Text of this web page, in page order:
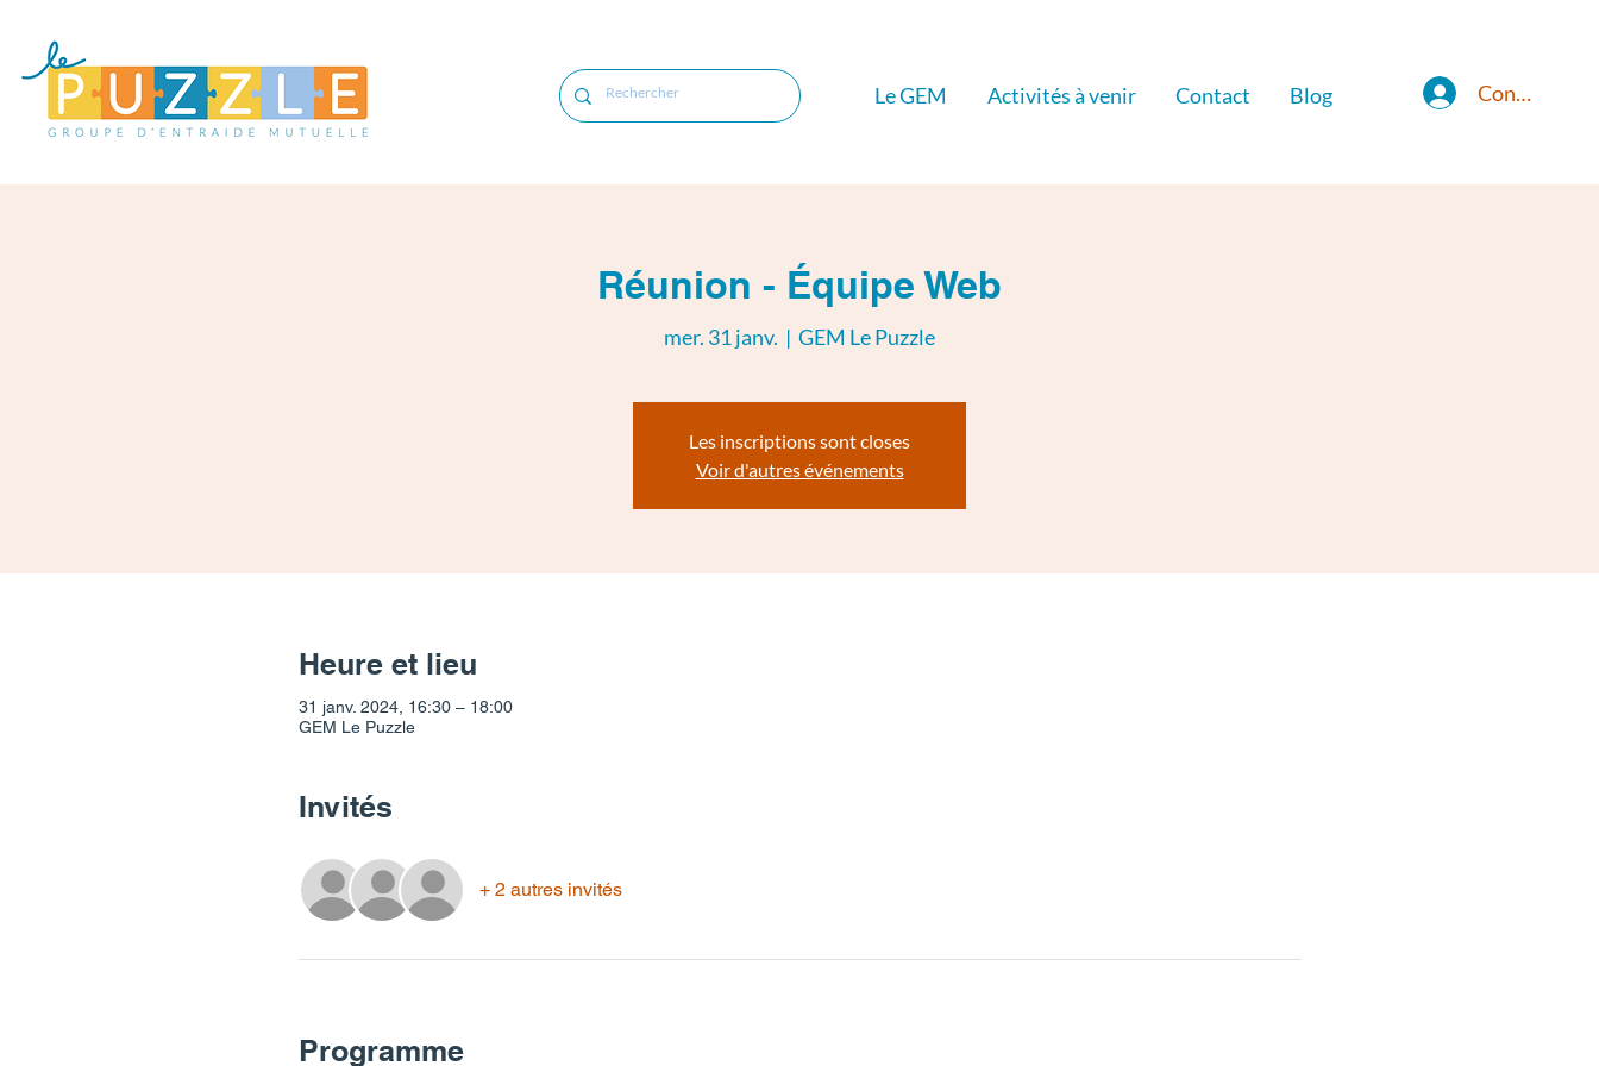
Le GEM Activités à venir Contact Blog Connexion
Réunion - Équipe Web
mer. 31 janv.
  |
GEM Le Puzzle
Les inscriptions sont closes
Voir d'autres événements
Heure et lieu
31 janv. 2024, 16:30 – 18:00
GEM Le Puzzle
Invités
+ 2 autres invités
Programme